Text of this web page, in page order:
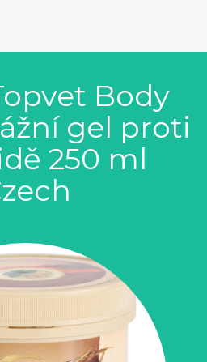
Body
gel proti
250 ml